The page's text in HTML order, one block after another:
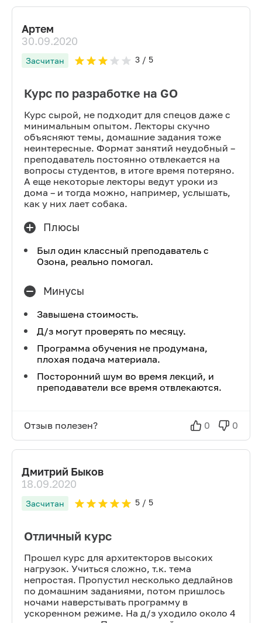
Артем
30.09.2020
Засчитан 3/ 5
Курс по разработке на GO
Курс сырой, не подходит для спецов даже с
минимальным опытом. Лекторы скучно
объясняют темы, домашние задания тоже
неинтересные. Формат занятий неудобный –
преподаватель постоянно отвлекается на
вопросы студентов, в итоге время потеряно.
А еще некоторые лекторы ведут уроки из
дома – и тогда можно, например, услышать,
как у них лает собака.
Плюсы
Был один классный преподаватель с
Озона, реально помогал.
Минусы
Завышена стоимость.
Д/з могут проверять по месяцу.
Программа обучения не продумана,
плохая подача материала.
Посторонний шум во время лекций, и
преподаватели все время отвлекаются.
Отзыв полезен? 0 0
Дмитрий Быков
18.09.2020
Засчитан 5/ 5
Отличный курс
Прошел курс для архитекторов высоких
нагрузок. Учиться сложно, т.к. тема
непростая. Пропустил несколько дедлайнов
по домашним заданиями, потом пришлось
ночами наверстывать программу в
ускоренном режиме. На д/з уходило около 4